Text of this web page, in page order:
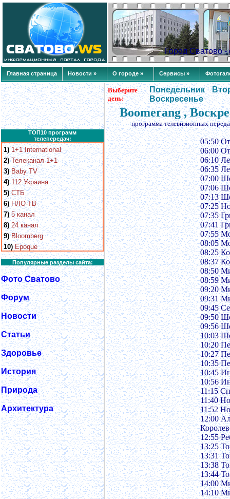
Город Сватово
Главная страница Новости » О городе » Сервисы »
ТОП10 программ
телепередач:
1) 1+1 International
2) Телеканал 1+1
3) Baby TV
4) 112 Украина
5) СТБ
6) НЛО-ТВ
7) 5 канал
8) 24 канал
9) Bloomberg
10) Epoque
Популярные разделы сайта:
Фото Сватово
Форум
Новости
Статьи
Здоровье
История
Природа
Архитектура
Выберите
день:
Понедельник
Воскресенье
Boomerang ,
программа телевизионных
05:50
06:00
06:10
06:35
07:00
07:06
07:13
07:25
07:35
07:41
07:55
08:05
08:25
08:37
08:50
08:59
09:20
09:31
09:45
09:50
09:56
10:03
10:20
10:27
10:35
10:45
10:56
11:15
11:40
11:52
12:00
12:55
13:25
13:31
13:38
13:44
14:00
14:10